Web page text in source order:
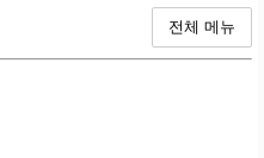
전체 메뉴